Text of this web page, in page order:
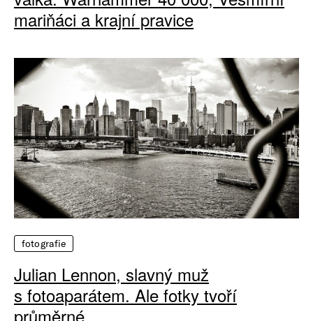
mariňáci a krajní pravice
fotografie
Julian Lennon, slavný muž
s fotoaparátem. Ale fotky tvoří
průměrné